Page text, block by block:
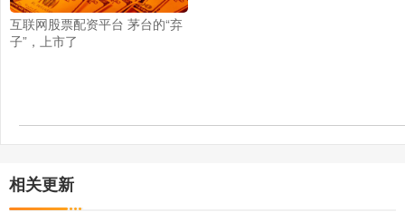
互联网股票配资平台 茅台的“弃
子”，上市了
相关更新